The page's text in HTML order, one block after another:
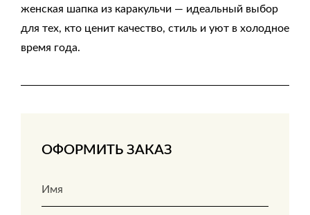
женская шапка из каракульчи — идеальный выбор
для тех, кто ценит качество, стиль и уют в холодное
время года.
ОФОРМИТЬ ЗАКАЗ